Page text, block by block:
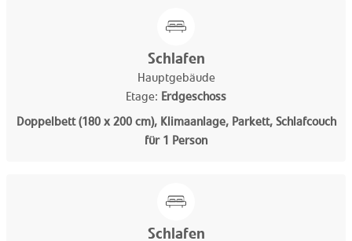
Schlafen
Hauptgebäude
Etage: Erdgeschoss
Doppelbett (180 x 200 cm), Klimaanlage, Parkett, Schlafcouch
für 1 Person
Schlafen